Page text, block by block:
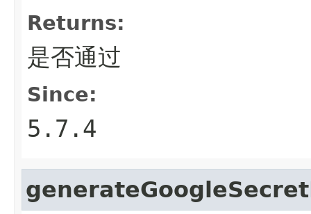
Returns:
是否通过
Since:
5.7.4